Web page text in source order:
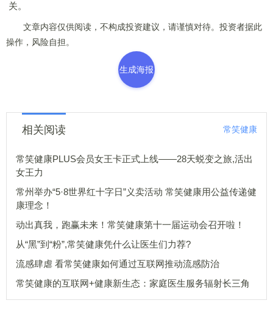
关。
文章内容仅供阅读，不构成投资建议，请谨慎对待。投资者据此
操作，风险自担。
生成海报
相关阅读 常笑健康
常笑健康PLUS会员女王卡正式上线——28天蜕变之旅,活出
女王力
常州举办“5·8世界红十字日”义卖活动 常笑健康用公益传递健
康理念！
动出真我，跑赢未来！常笑健康第十一届运动会召开啦！
从“黑”到“粉”,常笑健康凭什么让医生们力荐?
流感肆虐 看常笑健康如何通过互联网推动流感防治
常笑健康的互联网+健康新生态：家庭医生服务辐射长三角